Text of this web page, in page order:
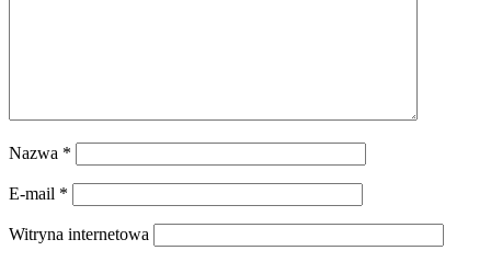
Nazwa *
E-mail *
Witryna internetowa